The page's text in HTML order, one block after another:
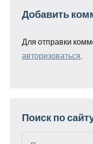
Добавить
Для отправки
авторизоваться
Поиск по